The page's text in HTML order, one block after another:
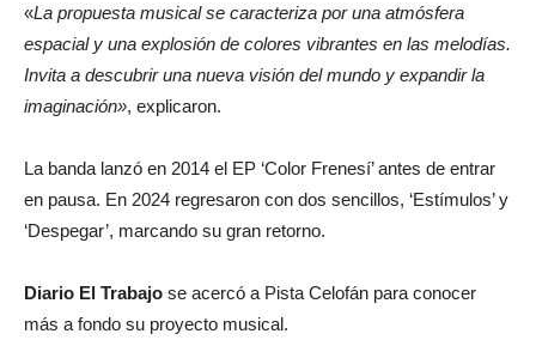
«La propuesta musical se caracteriza por una atmósfera
espacial y una explosión de colores vibrantes en las melodías.
Invita a descubrir una nueva visión del mundo y expandir la
imaginación», explicaron.
La banda lanzó en 2014 el EP ‘Color Frenesí’ antes de entrar
en pausa. En 2024 regresaron con dos sencillos, ‘Estímulos’ y
‘Despegar’, marcando su gran retorno.
Diario El Trabajo se acercó a Pista Celofán para conocer
más a fondo su proyecto musical.